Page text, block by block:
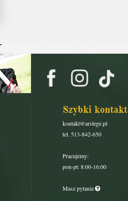
Szybki kontakt
kontakt@arslege.pl
tel. 513-842-650
Pracujemy:
pon-pt: 8:00-16:00
Masz pytania